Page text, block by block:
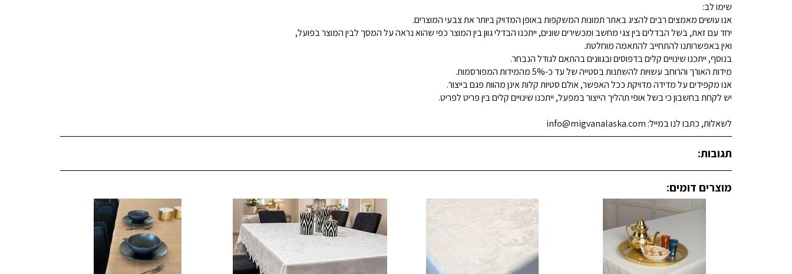
שימו לב:
אנו עושים מאמצים רבים להציג באתר תמונות המשקפות באופן המדויק ביותר את צבעי המוצרים.
יחד עם זאת, בשל הבדלים בין צגי מחשב ומכשירים שונים, ייתכנו הבדלי גוון בין המוצר כפי שהוא נראה על המסך לבין המוצר בפועל,
ואין באפשרותנו להתחייב להתאמה מוחלטת.
בנוסף, ייתכנו שינויים קלים בדפוסים ובגוונים בהתאם לגודל הנבחר.
מידות האורך והרוחב עשויות להשתנות בסטייה של עד כ-5% מהמידות המפורסמות.
אנו מקפידים על מדידה מדויקת ככל האפשר, אולם סטיות קלות אינן מהוות פגם בייצור.
יש לקחת בחשבון כי בשל אופי תהליך הייצור במפעל, ייתכנו שינויים קלים בין פריט לפריט.
לשאלות, כתבו לנו במייל: info@migvanalaska.com
תגובות:
מוצרים דומים: